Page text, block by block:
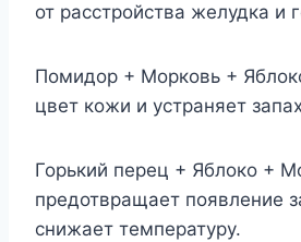
от расстройства желудка и
Помидор + Морковь +
цвет кожи и устраняет
Горький перец + Яблоко +
предотвращает появление
снижает температуру.